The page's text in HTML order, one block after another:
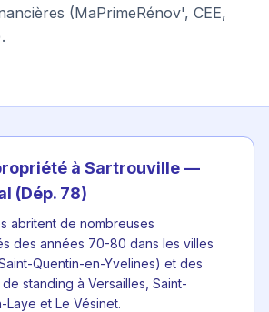
(MaPrimeRénov', CEE,
à Sartrouville—
(Dép. 78)
abritent de nombreuses
des années 70-80 dans les villes
Quentin-en-Yvelines) et des
standing à Versailles, Saint-
Laye et Le Vésinet.